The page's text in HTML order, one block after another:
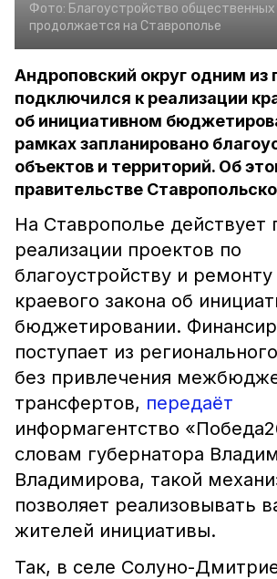
Фото: Благоустройство
продолжается на Ставрополье
Андроповский округ одним из
подключился к реализации
об инициативном
рамках запланировано
объектов и территорий. Об
правительстве
На Ставрополье действует
реализации проектов по
благоустройству и
краевого закона об
бюджетировании.
поступает из
без привлечения
трансфертов, передаёт
информагентство
словам губернатора
Владимирова, такой
позволяет реализовывать
жителей инициативы.
Так, в селе Солуно-